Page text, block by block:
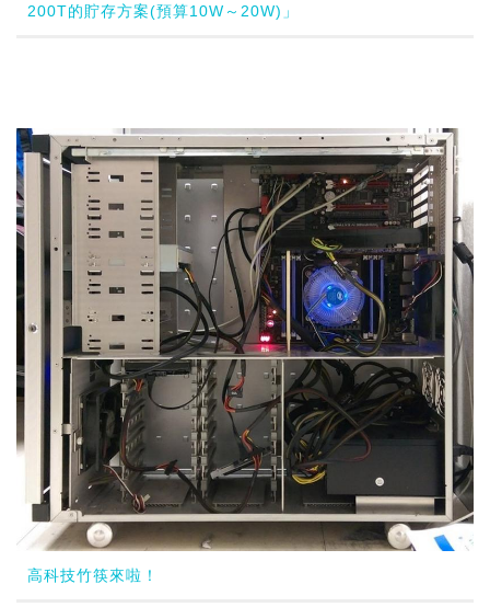
200T的貯存方案(預算10W～20W)」
高科技竹筷來啦！